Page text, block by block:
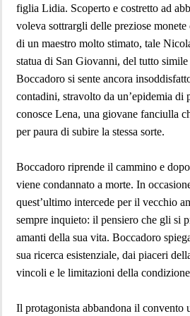
figlia Lidia. Scoperto e costretto ad
voleva sottrargli delle preziose
di un maestro molto stimato, tale
statua di San Giovanni, del tutto
Boccadoro si sente ancora
contadini, stravolto da un’epidemia
conosce Lena, una giovane fanciulla
per paura di subire la stessa sorte.
Boccadoro riprende il cammino e
viene condannato a morte. In
quest’ultimo intercede per il vecchio
sempre inquieto: il pensiero che gli si
amanti della sua vita. Boccadoro
sua ricerca esistenziale, dai piaceri
vincoli e le limitazioni della
Il protagonista abbandona il convento